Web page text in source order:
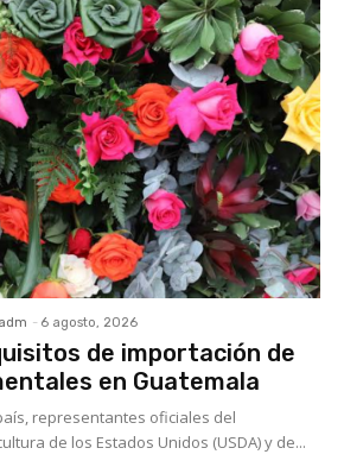
- 6 agosto, 2026
de importación de
en Guatemala
representantes oficiales del
de los Estados Unidos (USDA) y de...